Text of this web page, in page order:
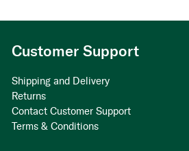
Customer Support
Shipping and Delivery
Returns
Contact Customer Support
Terms & Conditions